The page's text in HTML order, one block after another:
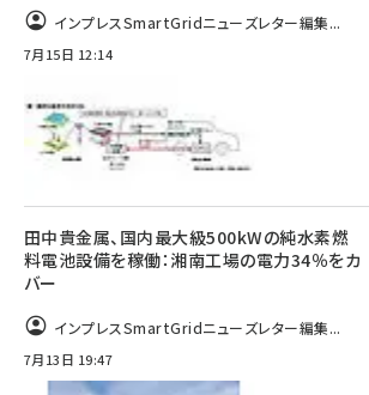
インプレスSmartGridニューズレター編集...
7月15日 12:14
田中貴金属、国内最大級500kWの純水素燃
料電池設備を稼働：湘南工場の電力34％をカ
バー
インプレスSmartGridニューズレター編集...
7月13日 19:47